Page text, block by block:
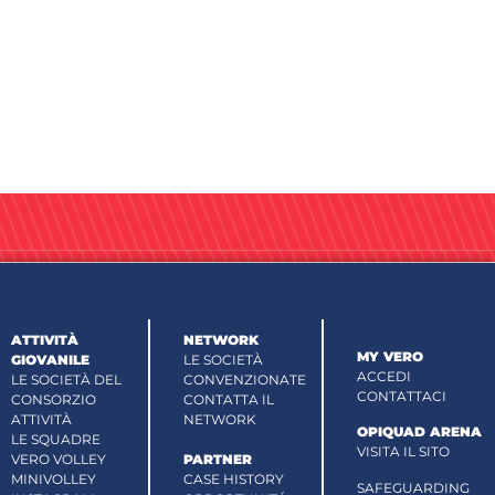
ATTIVITÀ
GIOVANILE
LE SOCIETÀ DEL
CONSORZIO
ATTIVITÀ
LE SQUADRE
VERO VOLLEY
MINIVOLLEY
NETWORK
LE SOCIETÀ
CONVENZIONATE
CONTATTA IL
NETWORK
PARTNER
CASE HISTORY
MY VERO
ACCEDI
CONTATTACI
OPIQUAD ARENA
VISITA IL SITO
SAFEGUARDING